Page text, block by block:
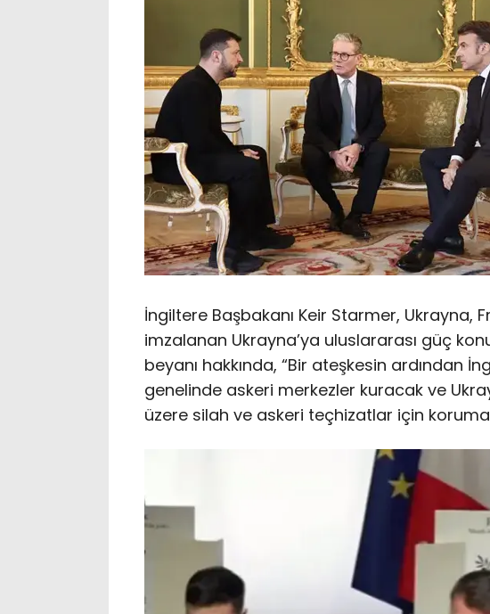
İngiltere Başbakanı Keir Starmer, Ukrayna,
imzalanan Ukrayna’ya uluslararası güç
beyanı hakkında, “Bir ateşkesin ardından
genelinde askeri merkezler kuracak ve
üzere silah ve askeri teçhizatlar için